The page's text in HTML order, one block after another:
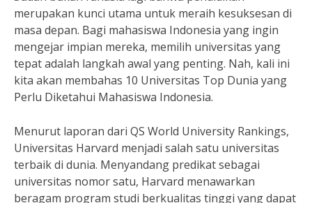
merupakan kunci utama untuk meraih kesuksesan di
masa depan. Bagi mahasiswa Indonesia yang ingin
mengejar impian mereka, memilih universitas yang
tepat adalah langkah awal yang penting. Nah, kali ini
kita akan membahas 10 Universitas Top Dunia yang
Perlu Diketahui Mahasiswa Indonesia.
Menurut laporan dari QS World University Rankings,
Universitas Harvard menjadi salah satu universitas
terbaik di dunia. Menyandang predikat sebagai
universitas nomor satu, Harvard menawarkan
beragam program studi berkualitas tinggi yang dapat